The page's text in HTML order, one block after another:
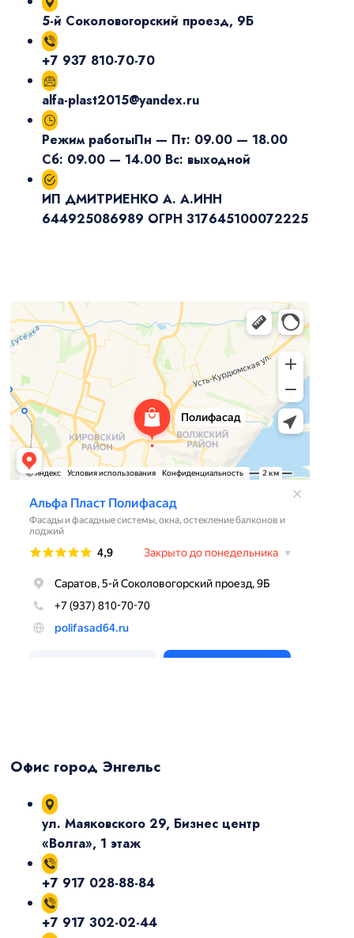
5-й Соколовогорский проезд, 9Б
+7 937 810-70-70
alfa-plast2015@yandex.ru
Режим работыПн — Пт: 09.00 — 18.00
Сб: 09.00 — 14.00 Вс: выходной
ИП ДМИТРИЕНКО А. А.ИНН
644925086989 ОГРН 317645100072225
Офис город Энгельс
ул. Маяковского 29, Бизнес центр
«Волга», 1 этаж
+7 917 028-88-84
+7 917 302-02-44